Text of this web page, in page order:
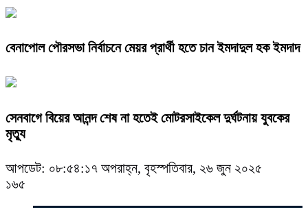
বেনাপোল পৌরসভা নির্বাচনে মেয়র প্রার্থী হতে চান ইমদাদুল হক ইমদাদ
সেনবাগে বিয়ের আনন্দ শেষ না হতেই মোটরসাইকেল দুর্ঘটনায় যুবকের
মৃত্যু
আপডেট: ০৮:৫৪:১৭ অপরাহ্ন, বৃহস্পতিবার, ২৬ জুন ২০২৫
১৬৫